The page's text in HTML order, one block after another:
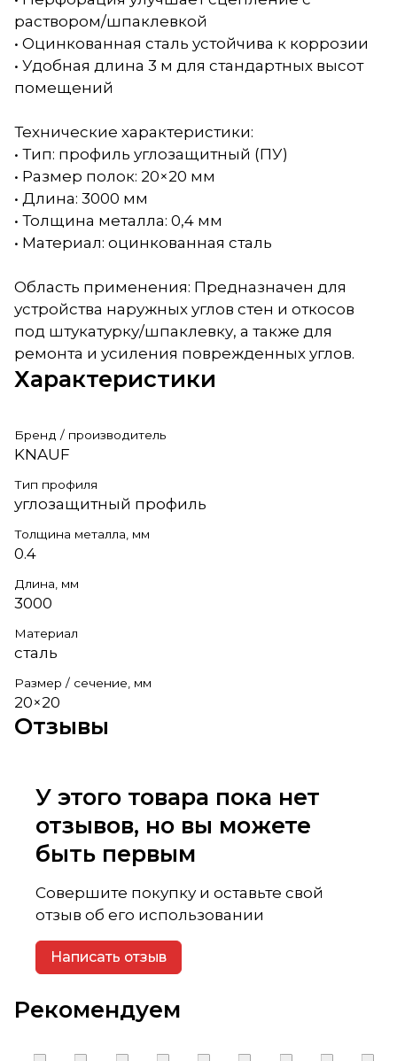
раствором/шпаклевкой
• Оцинкованная сталь устойчива к коррозии
• Удобная длина 3 м для стандартных высот
помещений
Технические характеристики:
• Тип: профиль углозащитный (ПУ)
• Размер полок: 20×20 мм
• Длина: 3000 мм
• Толщина металла: 0,4 мм
• Материал: оцинкованная сталь
Область применения: Предназначен для
устройства наружных углов стен и откосов
под штукатурку/шпаклевку, а также для
ремонта и усиления поврежденных углов.
Характеристики
Бренд / производитель
KNAUF
Тип профиля
углозащитный профиль
Толщина металла, мм
0.4
Длина, мм
3000
Материал
сталь
Размер / сечение, мм
20×20
Отзывы
У этого товара пока нет
отзывов, но вы можете
быть первым
Совершите покупку и оставьте свой
отзыв об его использовании
Написать отзыв
Рекомендуем